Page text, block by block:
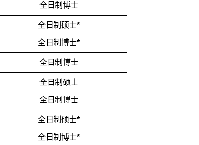
全日制博士
全日制硕士*
全日制博士*
全日制博士
全日制硕士
全日制博士
全日制硕士*
全日制博士*